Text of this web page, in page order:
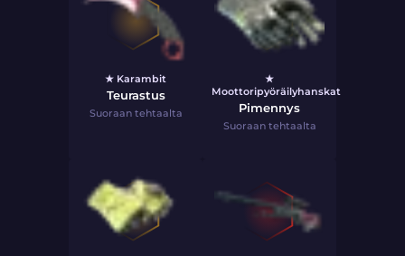
★ Karambit
Teurastus
Suoraan tehtaalta
★
Moottoripyöräilyhanskat
Pimennys
Suoraan tehtaalta